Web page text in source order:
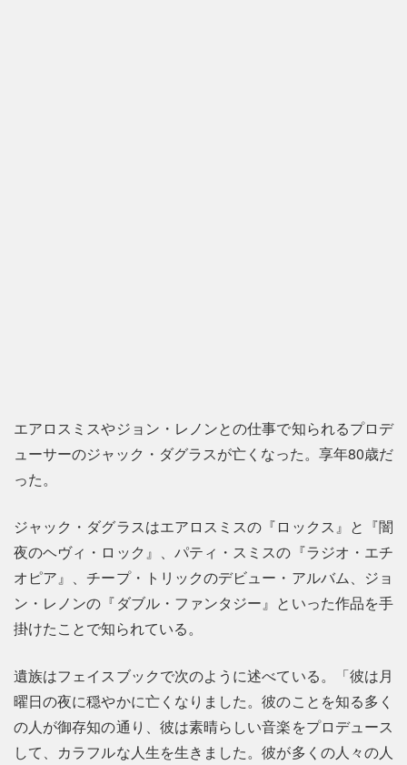
エアロスミスやジョン・レノンとの仕事で知られるプロデ
ューサーのジャック・ダグラスが亡くなった。享年80歳だ
った。
ジャック・ダグラスはエアロスミスの『ロックス』と『闇
夜のヘヴィ・ロック』、パティ・スミスの『ラジオ・エチ
オピア』、チープ・トリックのデビュー・アルバム、ジョ
ン・レノンの『ダブル・ファンタジー』といった作品を手
掛けたことで知られている。
遺族はフェイスブックで次のように述べている。「彼は月
曜日の夜に穏やかに亡くなりました。彼のことを知る多く
の人が御存知の通り、彼は素晴らしい音楽をプロデュース
して、カラフルな人生を生きました。彼が多くの人々の人